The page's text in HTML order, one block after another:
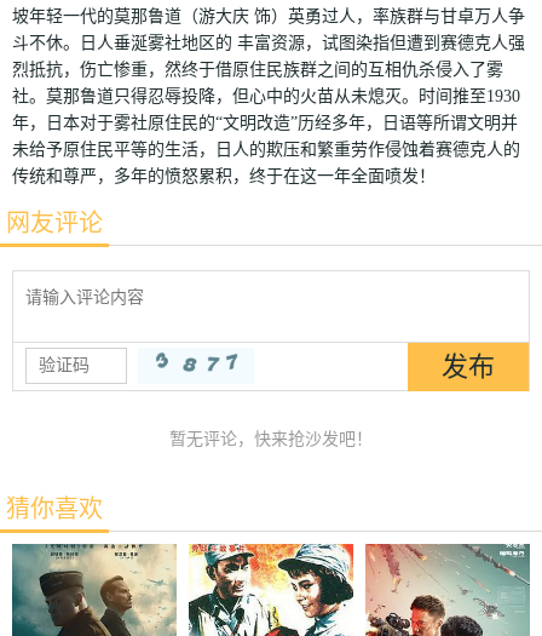
坡年轻一代的莫那鲁道（游大庆 饰）英勇过人，率族群与甘卓万人争
斗不休。日人垂涎雾社地区的 丰富资源，试图染指但遭到赛德克人强
烈抵抗，伤亡惨重，然终于借原住民族群之间的互相仇杀侵入了雾
社。莫那鲁道只得忍辱投降，但心中的火苗从未熄灭。时间推至1930
年，日本对于雾社原住民的“文明改造”历经多年，日语等所谓文明并
未给予原住民平等的生活，日人的欺压和繁重劳作侵蚀着赛德克人的
传统和尊严，多年的愤怒累积，终于在这一年全面喷发！
网友评论
暂无评论，快来抢沙发吧！
猜你喜欢